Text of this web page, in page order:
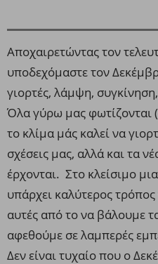
Αποχαιρετώντας τον
υποδεχόμαστε τον
γιορτές, λάμψη,
Όλα γύρω μας φωτίζονται
το κλίμα μάς καλεί να
σχέσεις μας, αλλά και τα
έρχονται. Στο κλείσιμο
υπάρχει καλύτερος
αυτές από το να βάλουμε
αφεθούμε σε λαμπερές
Δεν είναι τυχαίο που ο